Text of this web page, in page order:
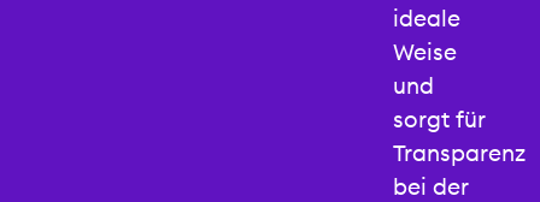
ideale
Weise
und
sorgt für
Transparenz
bei der